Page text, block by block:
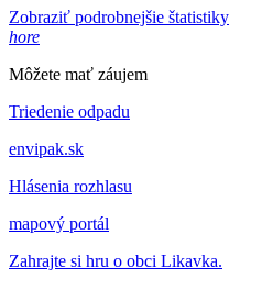
Zobraziť podrobnejšie štatistiky
hore
Môžete mať záujem
Triedenie odpadu
envipak.sk
Hlásenia rozhlasu
mapový portál
Zahrajte si hru o obci Likavka.